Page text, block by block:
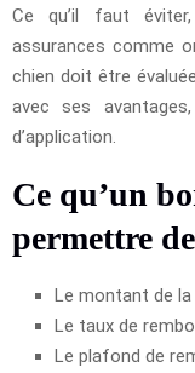
Ce qu’il faut
assurances comme
chien doit être
avec ses
d’application.
Ce qu’un
permettre
Le montant de la
Le taux de
Le plafond de